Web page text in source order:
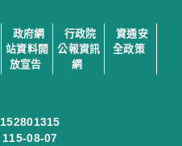
政府網
站資料開
放宣告
行政院
公報資訊
網
資通安
全政策
152801315
115-08-07